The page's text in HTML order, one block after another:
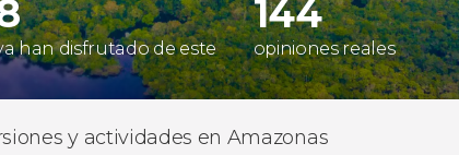
han disfrutado de este
144
opiniones reales
y actividades en Amazonas